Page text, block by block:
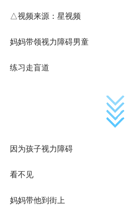
△视频来源：星视频
妈妈带领视力障碍男童
练习走盲道
因为孩子视力障碍
看不见
妈妈带他到街上